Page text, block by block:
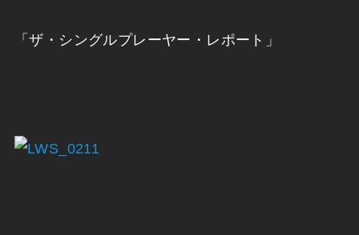
「ザ・シングルプレーヤー・レポート」